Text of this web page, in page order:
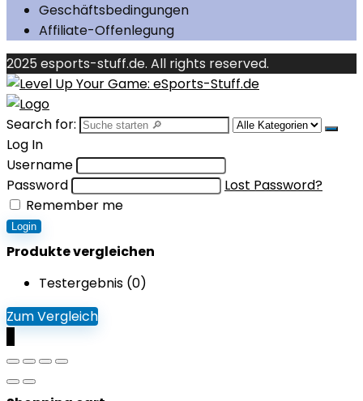
Geschäftsbedingungen
Affiliate-Offenlegung
2025 esports-stuff.de. All rights reserved.
Search for:
Log In
Username
Password
Lost Password?
Remember me
Login
Produkte vergleichen
Testergebnis (0)
Zum Vergleich